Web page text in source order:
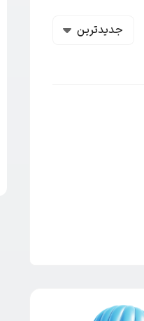
جدیدترین